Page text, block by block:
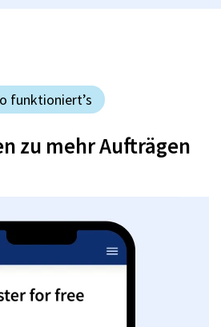
funktioniert’s
zu mehr Aufträgen